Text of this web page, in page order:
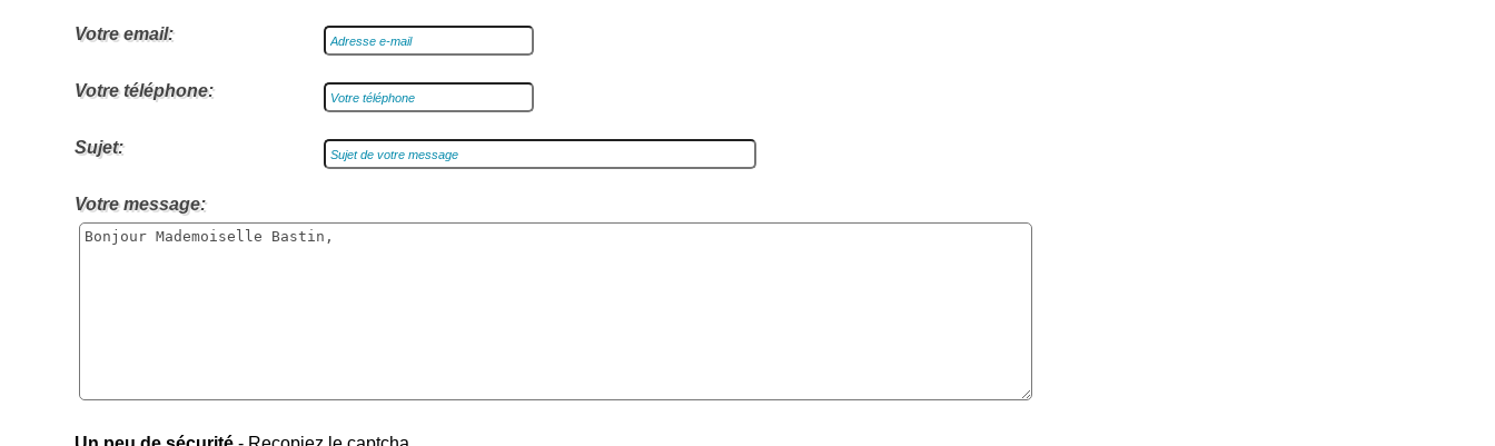
Votre email:
Votre téléphone:
Sujet:
Votre message: